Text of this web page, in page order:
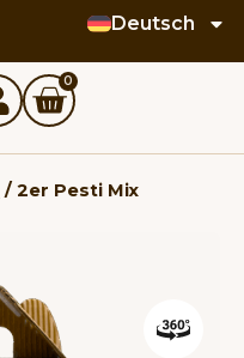
Deutsch
0
/ 2er Pesti Mix